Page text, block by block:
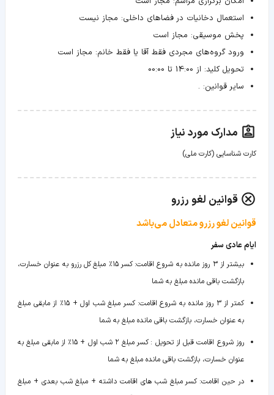
استعمال دخانیات در فضاهای داخلی: مجاز نیست
پخش موسیقی: مجاز است
ورود گروه‌های مجردی فقط آقا یا فقط خانم: مجاز است
تحویل کلید: از 14:00 تا 00:00
سایر قوانین: .
مدارک مورد نیاز
کارت شناسایی (کارت ملی)
قوانین لغو رزرو
قوانین لغو رزرو متعادل می‌باشد
ایام عادی سفر
بیشتر از ۳ روز مانده به شروع اقامت :
کسر ۱۵٪ مبلغ کل رزرو به عنوان خسارت،
بازگشت باقی مانده مبلغ به شما
کمتر از ۳ روز مانده به شروع اقامت
:
کسر مبلغ شب اول + ۱۵٪ از مابقی مبلغ
به عنوان خسارت، بازگشت باقی مانده مبلغ به شما
روز شروع اقامت قبل از تحویل :
کسر مبلغ ۲ شب اول + ۱۵٪ از مابقی مبلغ به
عنوان خسارت، بازگشت باقی مانده مبلغ به شما
در حین اقامت: کسر مبلغ شب های اقامت داشته + مبلغ شب بعدی + مبلغ